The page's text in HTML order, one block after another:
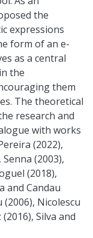
the
expressions
form of an e-
as a central
the
them
The theoretical
research and
with works
(2022),
(2003),
(2018),
and Candau
(2006), Nicolescu
Silva and